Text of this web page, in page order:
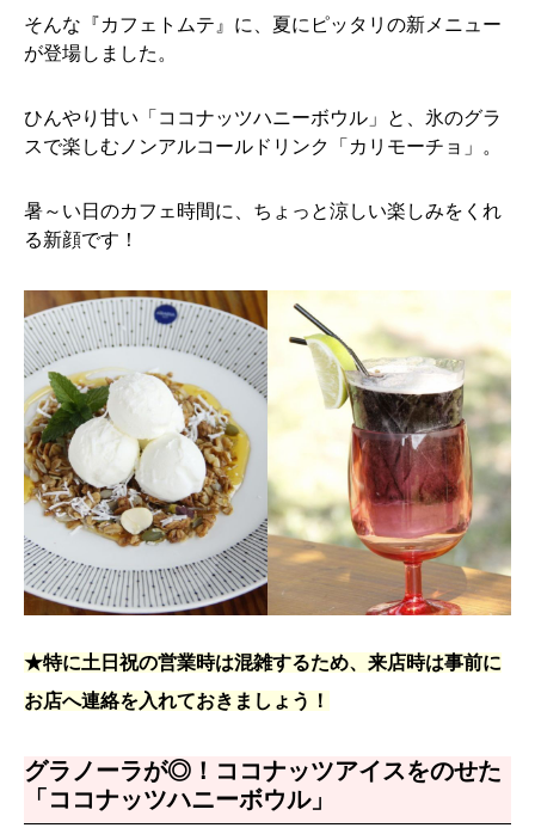
そんな『カフェトムテ』に、夏にピッタリの新メニュー
が登場しました。
ひんやり甘い「ココナッツハニーボウル」と、氷のグラ
スで楽しむノンアルコールドリンク「カリモーチョ」。
暑～い日のカフェ時間に、ちょっと涼しい楽しみをくれ
る新顔です！
★特に土日祝の営業時は混雑するため、来店時は事前に
お店へ連絡を入れておきましょう！
グラノーラが◎！ココナッツアイスをのせた
「ココナッツハニーボウル」